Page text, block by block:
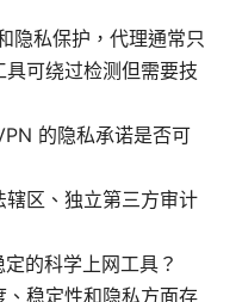
隐私保护，代理通常只
可绕过检测但需要技
的隐私承诺是否可
区、独立第三方审计
的科学上网工具？
稳定性和隐私方面存